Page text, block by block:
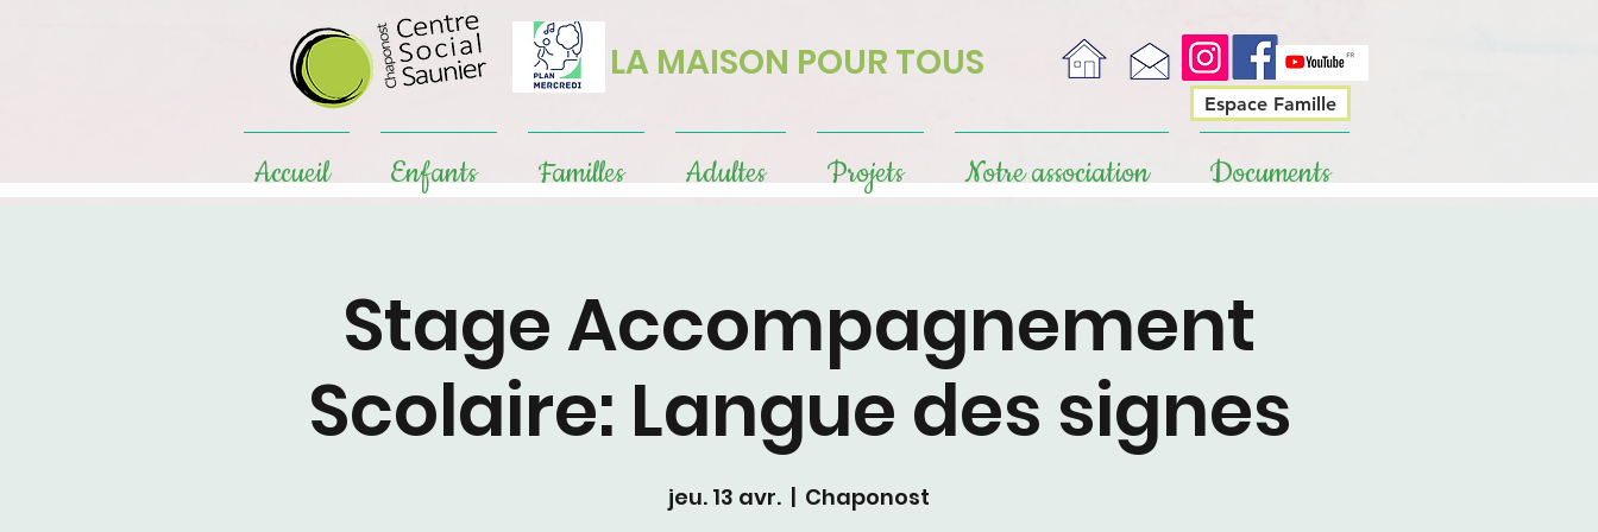
LA MAISON POUR TOUS
Espace Famille
Accueil Enfants Familles Adultes Projets Notre association Documents
Stage Accompagnement
Scolaire: Langue des signes
jeu. 13 avr.
  |
Chaponost